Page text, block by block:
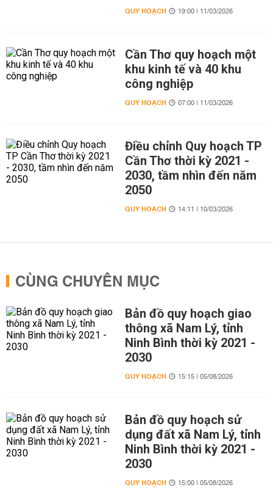
QUY HOẠCH 19:00 | 11/03/2026
Cần Thơ quy hoạch một
khu kinh tế và 40 khu
công nghiệp
QUY HOẠCH 07:00 | 11/03/2026
Điều chỉnh Quy hoạch TP
Cần Thơ thời kỳ 2021 -
2030, tầm nhìn đến năm
2050
QUY HOẠCH 14:11 | 10/03/2026
CÙNG CHUYÊN MỤC
Bản đồ quy hoạch giao
thông xã Nam Lý, tỉnh
Ninh Bình thời kỳ 2021 -
2030
QUY HOẠCH 15:15 | 05/08/2026
Bản đồ quy hoạch sử
dụng đất xã Nam Lý, tỉnh
Ninh Bình thời kỳ 2021 -
2030
QUY HOẠCH 15:00 | 05/08/2026